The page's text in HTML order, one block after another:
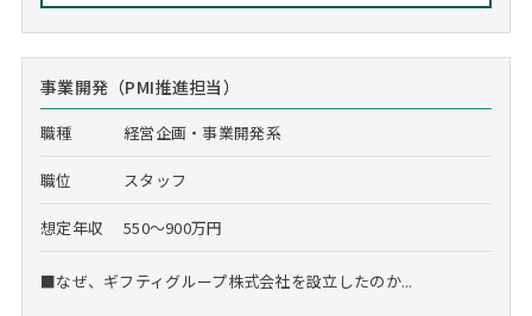
事業開発（PMI推進担当）
職種 経営企画・事業開発系
職位 スタッフ
想定年収 550～900万円
■なぜ、ギフティグループ株式会社を設立したのか...